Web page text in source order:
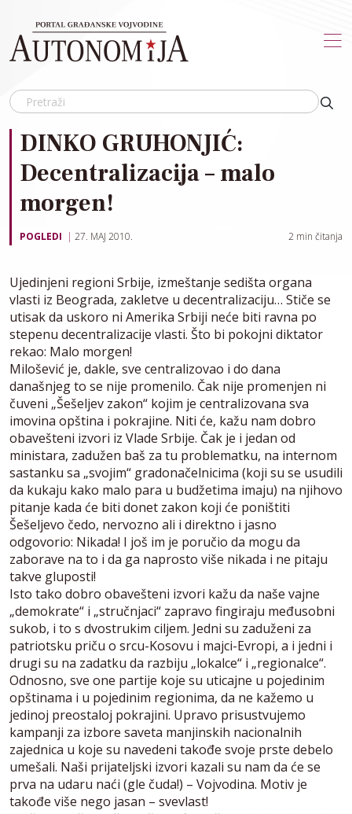
DINKO GRUHONJIĆ:
Decentralizacija – malo
morgen!
POGLEDI 27. MAJ 2010. 2 min čitanja
Ujedinjeni regioni Srbije, izmeštanje sedišta organa
vlasti iz Beograda, zakletve u decentralizaciju… Stiče se
utisak da uskoro ni Amerika Srbiji neće biti ravna po
stepenu decentralizacije vlasti. Što bi pokojni diktator
rekao: Malo morgen!
Milošević je, dakle, sve centralizovao i do dana
današnjeg to se nije promenilo. Čak nije promenjen ni
čuveni „Šešeljev zakon“ kojim je centralizovana sva
imovina opština i pokrajine. Niti će, kažu nam dobro
obavešteni izvori iz Vlade Srbije. Čak je i jedan od
ministara, zadužen baš za tu problematku, na internom
sastanku sa „svojim“ gradonačelnicima (koji su se usudili
da kukaju kako malo para u budžetima imaju) na njihovo
pitanje kada će biti donet zakon koji će poništiti
Šešeljevo čedo, nervozno ali i direktno i jasno
odgovorio: Nikada! I još im je poručio da mogu da
zaborave na to i da ga naprosto više nikada i ne pitaju
takve gluposti!
Isto tako dobro obavešteni izvori kažu da naše vajne
„demokrate“ i „stručnjaci“ zapravo fingiraju međusobni
sukob, i to s dvostrukim ciljem. Jedni su zaduženi za
patriotsku priču o srcu-Kosovu i majci-Evropi, a i jedni i
drugi su na zadatku da razbiju „lokalce“ i „regionalce“.
Odnosno, sve one partije koje su uticajne u pojedinim
opštinama i u pojedinim regionima, da ne kažemo u
jedinoj preostaloj pokrajini. Upravo prisustvujemo
kampanji za izbore saveta manjinskih nacionalnih
zajednica u koje su navedeni takođe svoje prste debelo
umešali. Naši prijateljski izvori kazali su nam da će se
prva na udaru naći (gle čuda!) – Vojvodina. Motiv je
takođe više nego jasan – svevlast!